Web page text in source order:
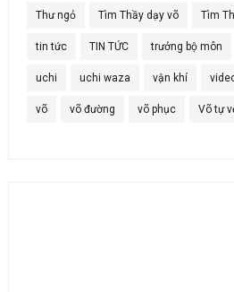
Thư ngỏ Tìm Thầy dạy võ Tìm
tin tức TIN TỨC trưởng bộ môn
uchi uchi waza vận khí
võ võ đường võ phục Võ tự